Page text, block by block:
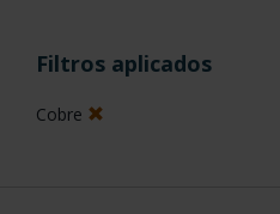
Filtros aplicados
Cobre